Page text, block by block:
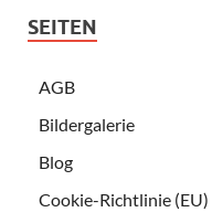
SEITEN
AGB
Bildergalerie
Blog
Cookie-Richtlinie (EU)